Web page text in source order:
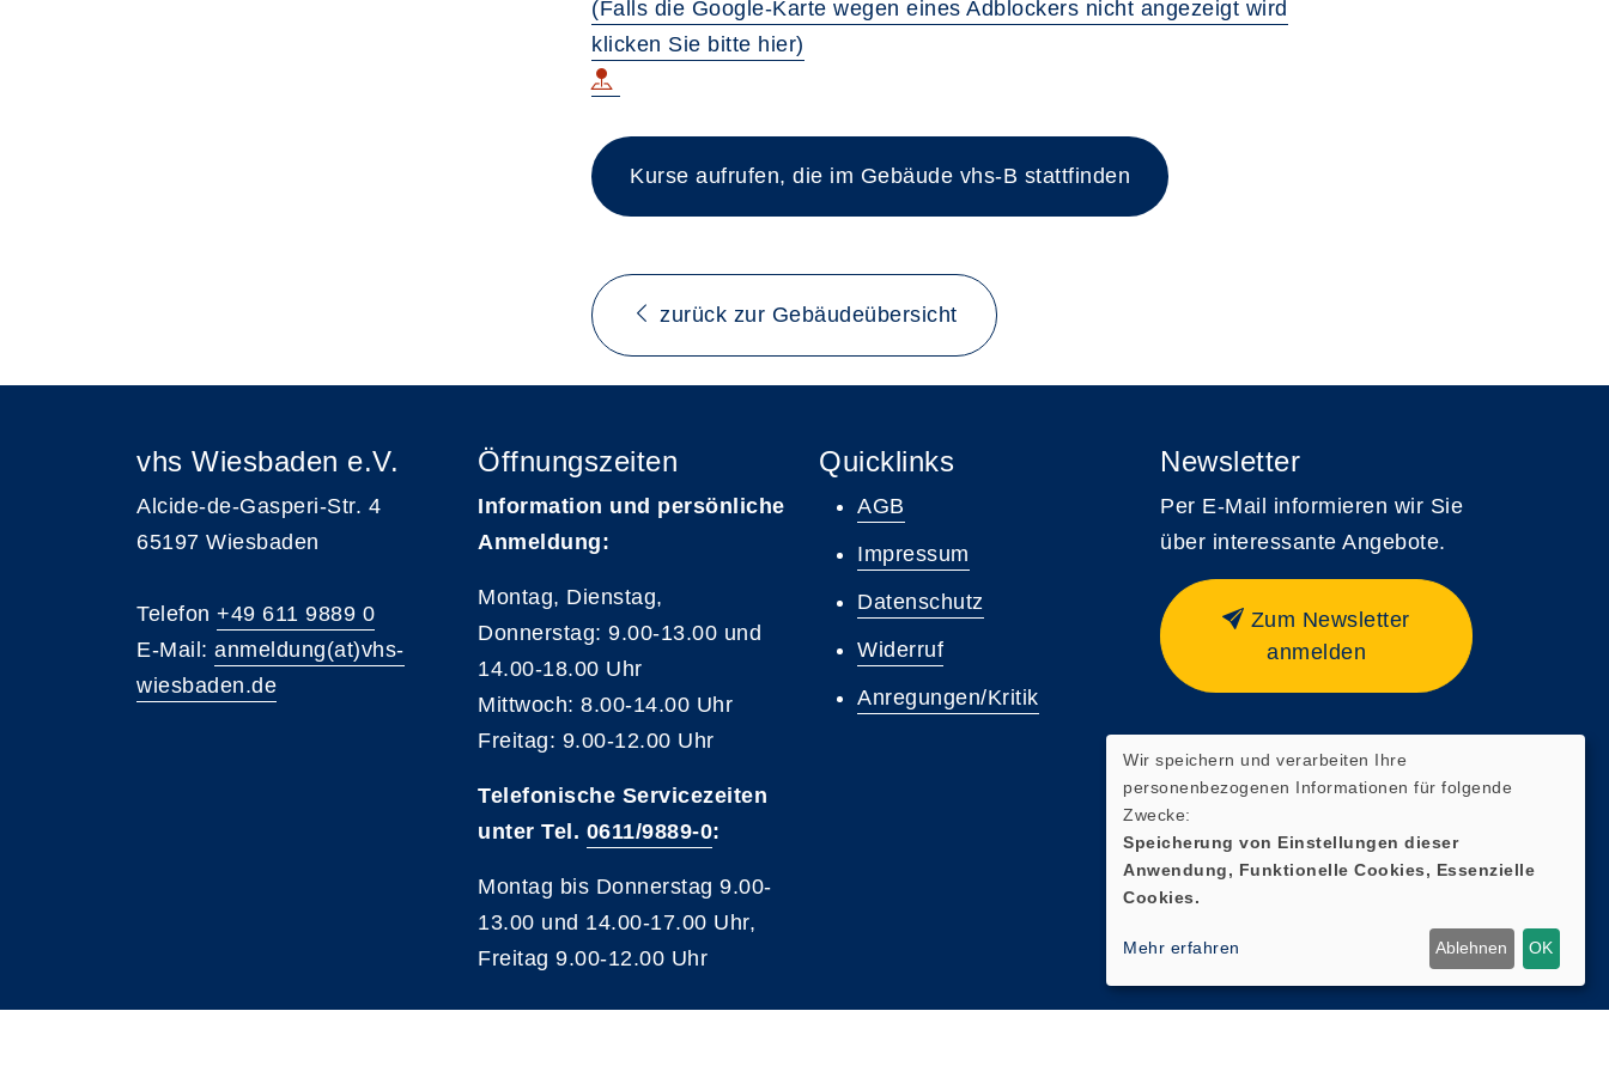
(Falls die Google-Karte wegen eines Adblockers nicht angezeigt wird
klicken Sie bitte hier)
Kurse aufrufen, die im Gebäude vhs-B stattfinden
zurück zur Gebäudeübersicht
vhs Wiesbaden e.V.
Alcide-de-Gasperi-Str. 4
65197 Wiesbaden
Telefon +49 611 9889 0
E-Mail: anmeldung(at)vhs-
wiesbaden.de
Öffnungszeiten
Information und persönliche
Anmeldung:
Montag, Dienstag,
Donnerstag: 9.00-13.00 und
14.00-18.00 Uhr
Mittwoch: 8.00-14.00 Uhr
Freitag: 9.00-12.00 Uhr
Telefonische Servicezeiten
unter Tel. 0611/9889-0:
Montag bis Donnerstag 9.00-
13.00 und 14.00-17.00 Uhr,
Freitag 9.00-12.00 Uhr
Quicklinks
AGB
Impressum
Datenschutz
Widerruf
Anregungen/Kritik
Newsletter
Per E-Mail informieren wir Sie
über interessante Angebote.
Zum Newsletter
anmelden
Widerrufsformular
Wir speichern und verarbeiten Ihre
personenbezogenen Informationen für folgende
Zwecke:
Speicherung von Einstellungen dieser
Anwendung, Funktionelle Cookies, Essenzielle
Cookies.
Mehr erfahren Ablehnen OK